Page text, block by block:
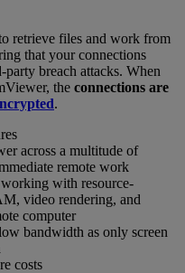
retrieve files and work from
that your connections
breach attacks. When
the connections are
.
across a multitude of
remote work
with resource-
video rendering, and
computer
bandwidth as only screen
costs